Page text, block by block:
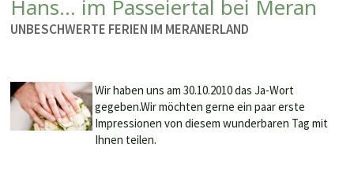
Hans… im Passeiertal bei Meran
UNBESCHWERTE FERIEN IM MERANERLAND
Wir haben uns am 30.10.2010 das Ja-Wort
gegeben.Wir möchten gerne ein paar erste
Impressionen von diesem wunderbaren Tag mit
Ihnen teilen.